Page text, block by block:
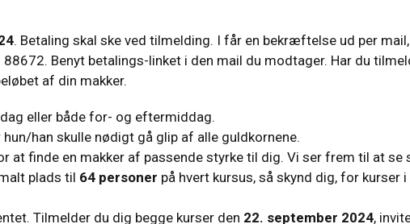
. Betaling skal ske ved tilmelding. I får en bekræftelse ud per
88672. Benyt betalings-linket i den mail du modtager. Har du
af din makker.
eller både for- og eftermiddag.
han skulle nødigt gå glip af alle guldkornene.
at finde en makker af passende styrke til dig. Vi ser frem til at se
plads til 64 personer på hvert kursus, så skynd dig, for kurser i
Tilmelder du dig begge kurser den 22. september 2024,